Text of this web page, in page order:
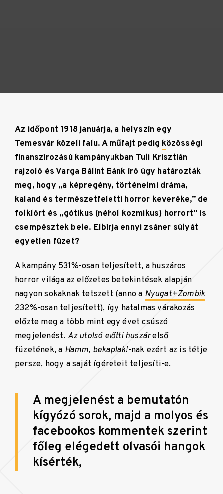
Az időpont 1918 januárja, a helyszín egy
Temesvár közeli falu. A műfajt pedig közösségi
finanszírozású kampányukban Tuli Krisztián
rajzoló és Varga Bálint Bánk író úgy határozták
meg, hogy „a képregény, történelmi dráma,
kaland és természetfeletti horror keveréke,” de
folklórt és „gótikus (néhol kozmikus) horrort” is
csempésztek bele. Elbírja ennyi zsáner súlyát
egyetlen füzet?
A kampány 531%-osan teljesített, a huszáros
horror világa az előzetes betekintések alapján
nagyon sokaknak tetszett (anno a Nyugat+Zombik
232%-osan teljesített), így hatalmas várakozás
előzte meg a több mint egy évet csúszó
megjelenést. Az utolsó előtti huszárelső
füzetének, a Hamm, bekaplak!-nak ezért az is tétje
persze, hogy a saját ígéreteit teljesíti-e.
A megjelenést a bemutatón
kígyózó sorok, majd a molyos és
facebookos kommentek szerint
főleg elégedett olvasói hangok
kísérték,